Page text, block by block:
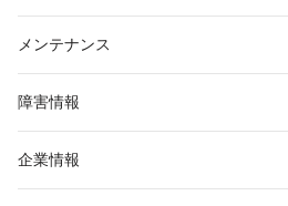
メンテナンス
障害情報
企業情報